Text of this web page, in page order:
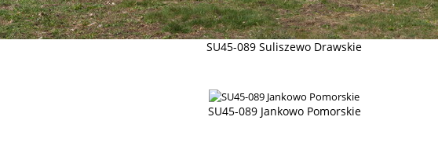
SU45-089 Suliszewo Drawskie
SU45-089 Jankowo Pomorskie